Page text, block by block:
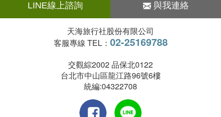
LINE線上諮詢 與我連絡
天海旅行社股份有限公司
客服專線 TEL： 02-25169788
交觀綜2002 品保北0122
台北市中山區龍江路96號6樓
統編:04322708